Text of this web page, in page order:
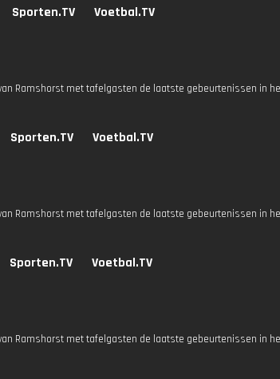
Sporten.TV Voetbal.TV
Ramshorst met tafelgasten de laatste gebeurtenissen in
Sporten.TV Voetbal.TV
Ramshorst met tafelgasten de laatste gebeurtenissen in
Sporten.TV Voetbal.TV
Ramshorst met tafelgasten de laatste gebeurtenissen in